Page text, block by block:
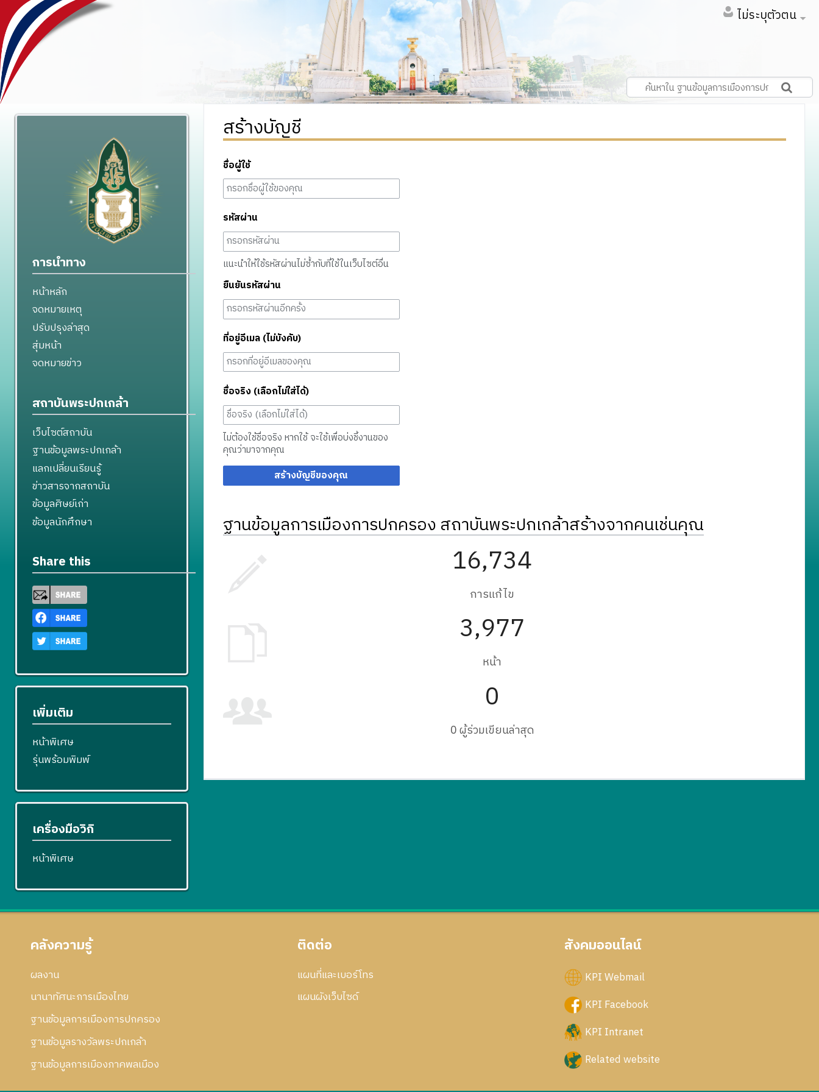
ไม่ระบุตัวตน
สร้างบัญชี
ชื่อผู้ใช้
รหัสผ่าน
แนะนำให้ใช้รหัสผ่านไม่ซ้ำกับที่ใช้ในเว็บไซต์อื่น
ยืนยันรหัสผ่าน
ที่อยู่อีเมล (ไม่บังคับ)
ชื่อจริง (เลือกไม่ใส่ได้)
ไม่ต้องใช้ชื่อจริง หากใช้ จะใช้เพื่อบ่งชี้งานของ
คุณว่ามาจากคุณ
สร้างบัญชีของคุณ
ฐานข้อมูลการเมืองการปกครอง สถาบันพระปกเกล้าสร้างจากคนเช่นคุณ
16,734
การแก้ไข
3,977
หน้า
0
0 ผู้ร่วมเขียนล่าสุด
การนำทาง
หน้าหลัก
จดหมายเหตุ
ปรับปรุงล่าสุด
สุ่มหน้า
จดหมายข่าว
สถาบันพระปกเกล้า
เว็บไซต์สถาบัน
ฐานข้อมูลพระปกเกล้า
แลกเปลี่ยนเรียนรู้
ข่าวสารจากสถาบัน
ข้อมูลศิษย์เก่า
ข้อมูลนักศึกษา
Share this
เพิ่มเติม
หน้าพิเศษ
รุ่นพร้อมพิมพ์
เครื่องมือวิกิ
หน้าพิเศษ
คลังความรู้
ผลงาน
นานาทัศนะการเมืองไทย
ฐานข้อมูลการเมืองการปกครอง
ฐานข้อมูลรางวัลพระปกเกล้า
ฐานข้อมูลการเมืองภาคพลเมือง
ติดต่อ
แผนที่และเบอร์โทร
แผนผังเว็บไซด์
สังคมออนไลน์
KPI Webmail
KPI Facebook
KPI Intranet
Related website